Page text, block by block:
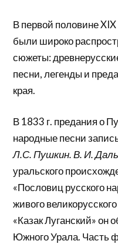
В первой половине
были широко
сюжеты:
песни, легенды и
края.
В 1833 г. предания о
народные песни
Л.С. Пушкин. В. И. Даль
уральского
«Пословиц русского
живого
«Казак Луганский» он
Южного Урала. Часть